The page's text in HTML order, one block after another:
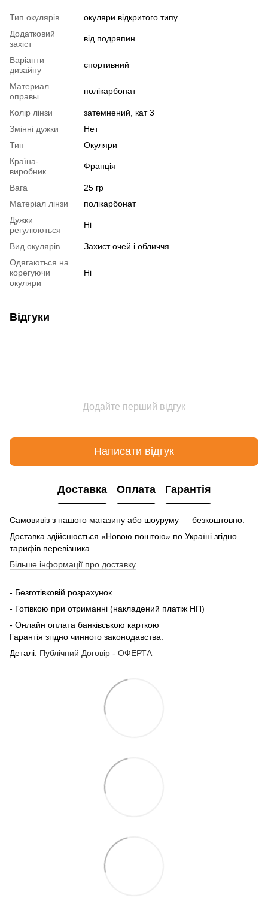
Тип окулярів
окуляри відкритого типу
Додатковий
захіст
від подряпин
Варіанти
дизайну
спортивний
Материал
оправы
полікарбонат
Колір лінзи
затемнений, кат 3
Змінні дужки
Нет
Тип
Окуляри
Країна-
виробник
Франція
Вага
25 гр
Матеріал лінзи
полікарбонат
Дужки
регулюються
Ні
Вид окулярів
Захист очей і обличчя
Одягаються на
корегуючи
окуляри
Ні
Відгуки
Додайте перший відгук
Написати відгук
Доставка Оплата Гарантія
Самовивіз з нашого магазину або шоуруму — безкоштовно.
Доставка здійснюється «Новою поштою» по Україні згідно
тарифів перевізника.
Більше інформації про доставку
- Безготівковій розрахунок
- Готівкою при отриманні (накладений платіж НП)
- Онлайн оплата банківською карткою
Гарантія згідно чинного законодавства.
Деталі: Публічний Договір - ОФЕРТА